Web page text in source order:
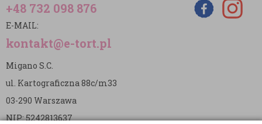
+48 732 098 876
E-MAIL:
kontakt@e-tort.pl
Migano S.C.
ul. Kartograficzna 88c/m33
03-290 Warszawa
NIP: 5242813637